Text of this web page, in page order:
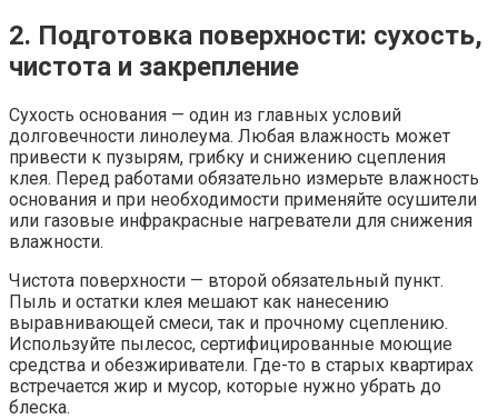
2. Подготовка поверхности: сухость,
чистота и закрепление
Сухость основания — один из главных условий
долговечности линолеума. Любая влажность может
привести к пузырям, грибку и снижению сцепления
клея. Перед работами обязательно измерьте влажность
основания и при необходимости применяйте осушители
или газовые инфракрасные нагреватели для снижения
влажности.
Чистота поверхности — второй обязательный пункт.
Пыль и остатки клея мешают как нанесению
выравнивающей смеси, так и прочному сцеплению.
Используйте пылесос, сертифицированные моющие
средства и обезжириватели. Где-то в старых квартирах
встречается жир и мусор, которые нужно убрать до
блеска.